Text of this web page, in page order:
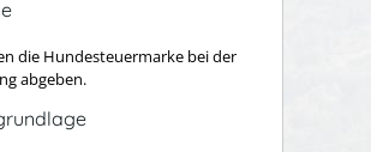
die Hundesteuermarke bei der
abgeben.